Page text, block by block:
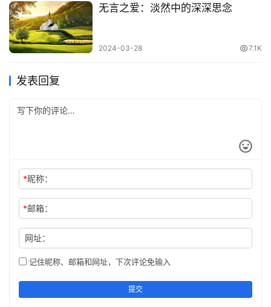
件普通的单衣，经常不穿鞋，对吃饭也不讲究。但他似乎没
有注意到这些，只是专心致志地做学问。生平事例，成就思
想，均由其弟子记录。
无知即罪恶。
智慧意味着自知无知。
问题是接生婆，它能帮助新思想的诞生。
唯有理智最为可贵。
最有效的教育方法不是告诉人们答案，而是向他们提问。
无言之爱：淡然中的深深思念
2024-03-28 7.1K
发表回复
*昵称：
*邮箱：
网址：
记住昵称、邮箱和网址，下次评论免输入
提交